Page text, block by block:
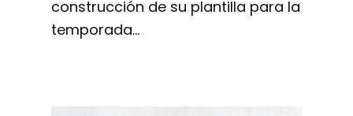
construcción de su plantilla para la
temporada…